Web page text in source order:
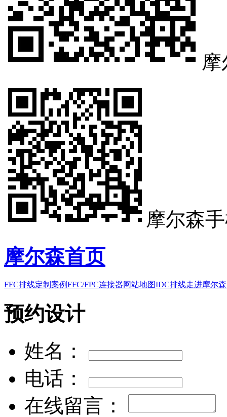
摩尔森
摩尔森首页
FFC排线定制案例FFC/FPC连接器网站地图IDC排线走进摩尔森
预约设计
姓名：
电话：
在线留言：